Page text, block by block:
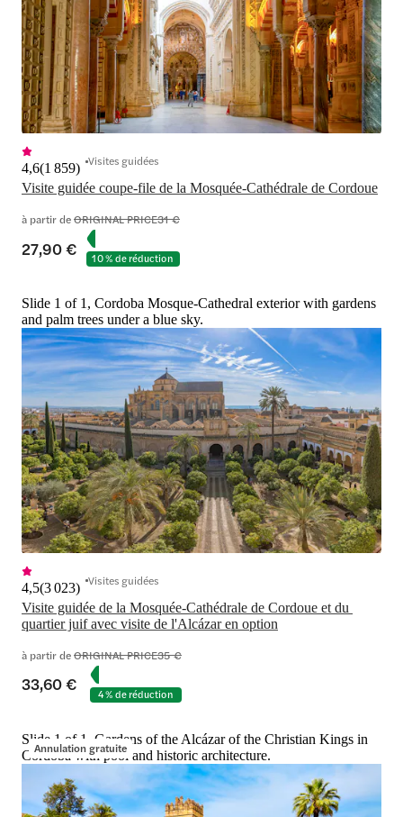
Visite guidée coupe-file de la Mosquée-Cathédrale de Cordoue
4,6(1 859) Visites guidées
à partir deORIGINAL PRICE31 €
27,90 € 10 % de réduction
Slide 1 of 1, Cordoba Mosque-Cathedral exterior with gardens
and palm trees under a blue sky.
Visite guidée de la Mosquée-Cathédrale de Cordoue et du
quartier juif avec visite de l'Alcázar en option
4,5(3 023) Visites guidées
à partir deORIGINAL PRICE35 €
33,60 € 4 % de réduction
Annulation gratuite
Slide 1 of 1, Gardens of the Alcázar of the Christian Kings in
Cordoba with pool and historic architecture.